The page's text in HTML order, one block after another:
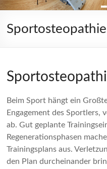
Sportosteopathie
Beim Sport hängt ein
Engagement des Sportlers,
ab. Gut geplante
Regenerationsphasen
Trainingsplans aus.
den Plan durcheinander